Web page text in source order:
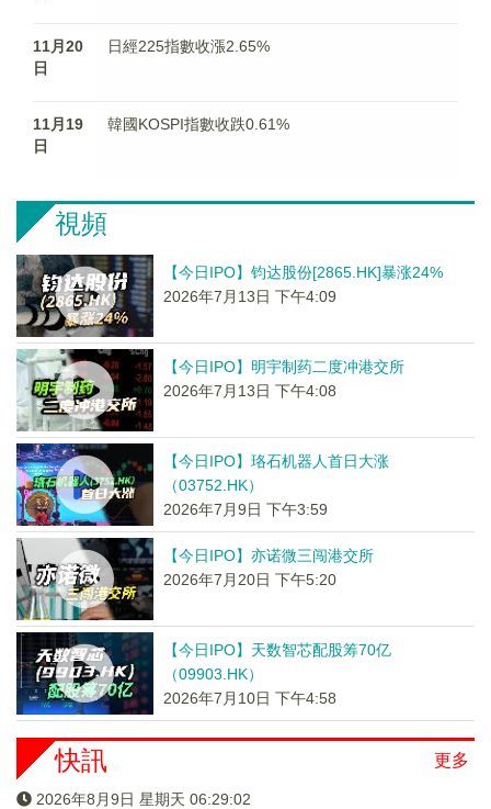
11月20
日
日經225指數收漲2.65%
11月19
日
韓國KOSPI指數收跌0.61%
視頻
【今日IPO】钧达股份[2865.HK]暴涨24%
2026年7月13日 下午4:09
【今日IPO】明宇制药二度冲港交所
2026年7月13日 下午4:08
【今日IPO】珞石机器人首日大涨
（03752.HK）
2026年7月9日 下午3:59
【今日IPO】亦诺微三闯港交所
2026年7月20日 下午5:20
【今日IPO】天数智芯配股筹70亿
（09903.HK）
2026年7月10日 下午4:58
更多
快訊
2026年8月9日 星期天 06:29:02